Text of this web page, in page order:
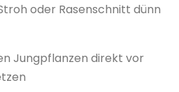
oder Rasenschnitt dünn
Jungpflanzen direkt vor